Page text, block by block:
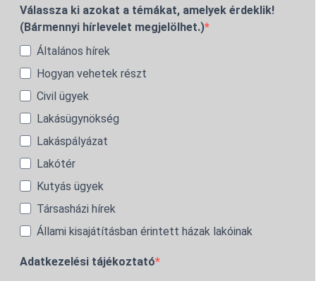
Válassza ki azokat a témákat, amelyek érdeklik!
(Bármennyi hírlevelet megjelölhet.)
Általános hírek
Hogyan vehetek részt
Civil ügyek
Lakásügynökség
Lakáspályázat
Lakótér
Kutyás ügyek
Társasházi hírek
Állami kisajátításban érintett házak lakóinak
Adatkezelési tájékoztató